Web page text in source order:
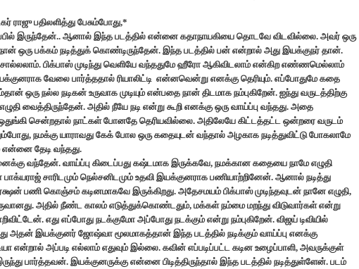
ராஜு பதிலளித்து பேசும்போது,*
இருந்தேன்.. ஆனால் இந்த படத்தில் என்னை கதாநாயகியை தொடவே விடவில்லை. அவர் ஒரு
ஒரு பக்கம் நடித்துக் கொண்டிருந்தேன். இந்த படத்தில் பன் என்றால் அது இயக்குநர் தான்.
பிக்பாஸ் முடிந்து வெளியே வந்ததுமே ஹீரோ ஆகிவிடலாம் என்கிற எண்ணமெல்லாம்
வேலை பார்த்ததால் ரியாலிட்டி என்னவென்று எனக்கு தெரியும். எப்போதுமே கதை
ஒரு நல்ல நடிகன் உருவாக முடியும் என்பதை நான் திடமாக நம்புகிறேன். ஐந்து வருடத்திற்கு
வைத்திருந்தேன். அதில் நீயே நடி என்று கூறி எனக்கு ஒரு வாய்ப்பு வந்தது. அதை
ஒதுங்கி சென்றதால் நாட்கள் போனதே தெரியவில்லை. அதிலேயே கிட்டத்தட்ட ஒன்றரை வருடம்
நமக்கு யாராவது கேக் போல ஒரு கதையுடன் வந்தால் அழகாக நடித்துவிட்டு போகலாமே
தேடி வந்தது.
வந்தேன். வாய்ப்பு கிடைப்பது கஷ்டமாக இருக்கவே, நமக்கான கதையை நாமே எழுதி
சாரிடமும் நெல்சனிடமும் உதவி இயக்குனராக பணியாற்றினேன். ஆனால் நடித்து
பணி கொஞ்சம் கடினமாகவே இருக்கிறது. அதேசமயம் பிக்பாஸ் முடிந்தவுடன் நானே எழுதி,
அதில் நீண்ட காலம் எடுத்துக்கொண்டதும், மக்கள் நம்மை மறந்து விடுவார்கள் என்று
எது எப்போது நடக்குமோ அப்போது நடக்கும் என்று நம்புகிறேன். விஜய் டிவியில்
அதன் இயக்குனர் ஜோஷ்வா மூலமாகத்தான் இந்த படத்தில் நடிக்கும் வாய்ப்பு எனக்கு
என்றால் அப்படி எல்லாம் எதுவும் இல்லை. கவின் எப்படிப்பட்ட கடின உழைப்பாளி, அவருக்குள்
பார்த்தவன். இயக்குனருக்கு என்னை பிடித்திருந்தால் இந்த படத்தில் நடித்துள்ளேன். படம்